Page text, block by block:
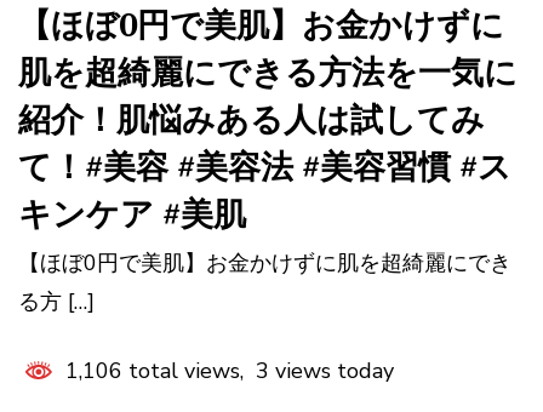
【ほぼ0円で美肌】お金かけずに
肌を超綺麗にできる方法を一気に
紹介！肌悩みある人は試してみ
て！#美容 #美容法 #美容習慣 #ス
キンケア #美肌
【ほぼ0円で美肌】お金かけずに肌を超綺麗にでき
る方 […]
1,106 total views, 3 views today